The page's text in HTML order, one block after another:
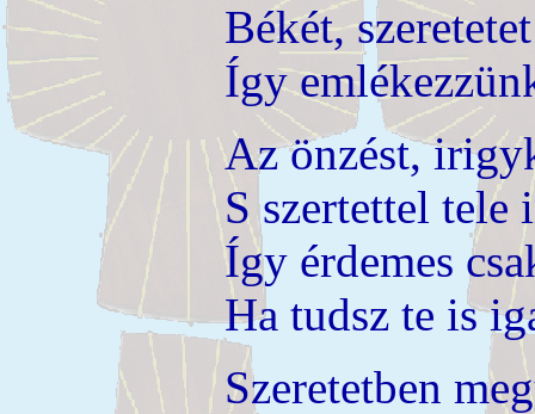
Békét,
Így
Az önzést,
S szertettel
Így érdemes
Ha tudsz te is
Szeretetben